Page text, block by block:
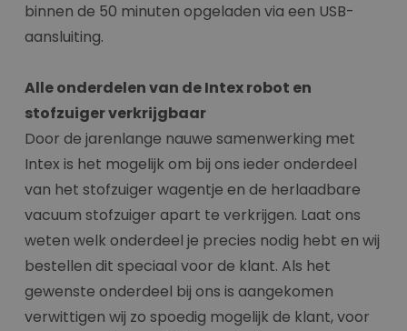
binnen de 50 minuten opgeladen via een USB-
aansluiting.
Alle onderdelen van de Intex robot en
stofzuiger verkrijgbaar
Door de jarenlange nauwe samenwerking met
Intex is het mogelijk om bij ons ieder onderdeel
van het stofzuiger wagentje en de herlaadbare
vacuum stofzuiger apart te verkrijgen. Laat ons
weten welk onderdeel je precies nodig hebt en wij
bestellen dit speciaal voor de klant. Als het
gewenste onderdeel bij ons is aangekomen
verwittigen wij zo spoedig mogelijk de klant, voor